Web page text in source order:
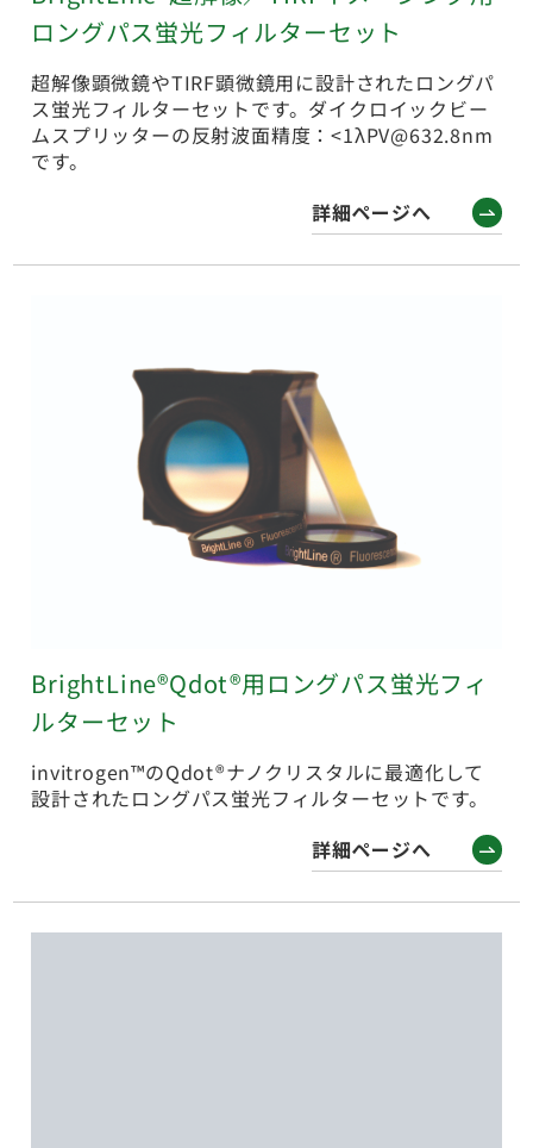
ロングパス蛍光フィルターセット
超解像顕微鏡やTIRF顕微鏡用に設計されたロングパ
ス蛍光フィルターセットです。ダイクロイックビー
ムスプリッターの反射波面精度：<1λPV@632.8nm
です。
詳細ページへ
BrightLine®Qdot®用ロングパス蛍光フィ
ルターセット
invitrogen™のQdot®ナノクリスタルに最適化して
設計されたロングパス蛍光フィルターセットです。
詳細ページへ